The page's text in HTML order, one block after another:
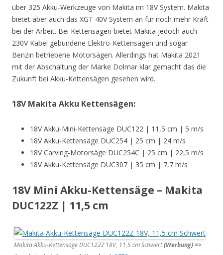
über 325 Akku-Werkzeuge von Makita im 18V System. Makita
bietet aber auch das XGT 40V System an für noch mehr Kraft
bei der Arbeit. Bei Kettensägen bietet Makita jedoch auch
230V Kabel gebundene Elektro-Kettensägen und sogar
Benzin betriebene Motorsägen. Allerdings hat Makita 2021
mit der Abschaltung der Marke Dolmar klar gemacht das die
Zukunft bei Akku-Kettensägen gesehen wird.
18V Makita Akku Kettensägen:
18V Akku-Mini-Kettensäge DUC122 | 11,5 cm | 5 m/s
18V Akku-Kettensäge DUC254 | 25 cm | 24 m/s
18V Carving-Motorsäge DUC254C | 25 cm | 22,5 m/s
18V Akku-Kettensäge DUC307 | 35 cm | 7,7 m/s
18V Mini Akku-Kettensäge – Makita
DUC122Z | 11,5 cm
Makita Akku-Kettensäge DUC122Z 18V, 11,5 cm Schwert(Werbung) =>